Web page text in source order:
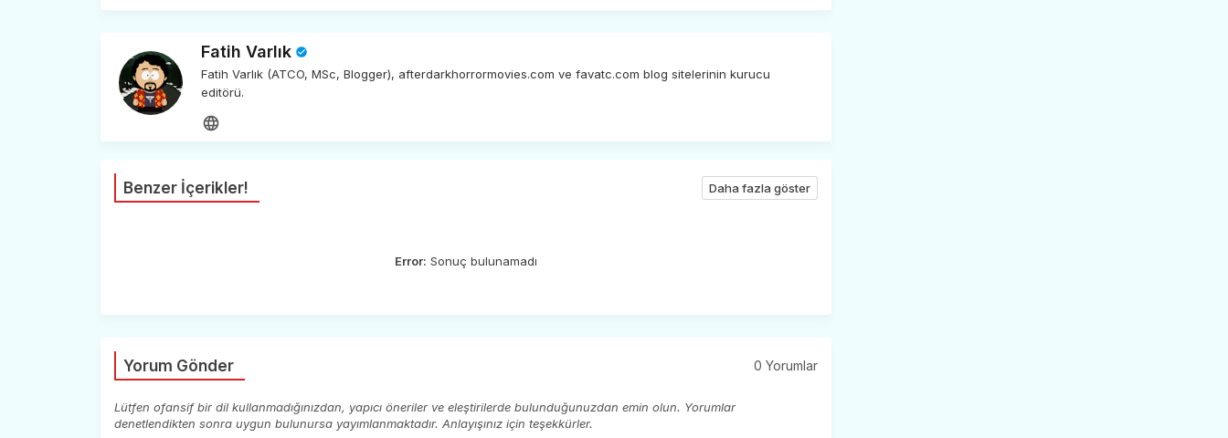
Fatih Varlık
Fatih Varlık (ATCO, MSc, Blogger), afterdarkhorrormovies.com ve favatc.com blog sitelerinin kurucu
editörü.
Benzer İçerikler! Daha fazla göster
Error: Sonuç bulunamadı
Yorum Gönder 0 Yorumlar
Lütfen ofansif bir dil kullanmadığınızdan, yapıcı öneriler ve eleştirilerde bulunduğunuzdan emin olun. Yorumlar
denetlendikten sonra uygun bulunursa yayımlanmaktadır. Anlayışınız için teşekkürler.